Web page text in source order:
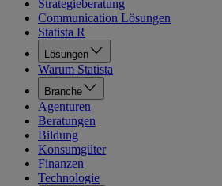
Strategieberatung
Communication Lösungen
Statista R
Lösungen
Warum Statista
Branche
Agenturen
Beratungen
Bildung
Konsumgüter
Finanzen
Technologie